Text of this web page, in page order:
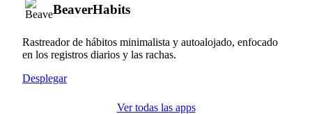
BeaverHabits
Rastreador de hábitos minimalista y autoalojado, enfocado
en los registros diarios y las rachas.
Desplegar
Ver todas las apps